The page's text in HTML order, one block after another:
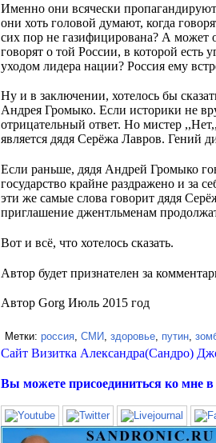
Именно они всячески
они хоть головой думают, когда
сих пор не газифицирована? А может
говорят о той России, в которой есть
уходом лидера нации? Россия ему
Ну и в заключении, хотелось бы
Андрея Громыко. Если историки не
отрицательный ответ. Но мистер
является дядя Серёжа Лавров. Гений
Если раньше, дядя Андрей Громыко
государство крайне раздражено и за
эти же самые слова говорит дядя
приглашение джентльменам
Вот и всё, что хотелось сказать.
Автор будет признателен за
Автор Gorg Июль 2015 год
Метки: россия СМИ здоровье путин
Сайт Визитка Александра(Сандро)
Вы можете присоединиться ко мне в